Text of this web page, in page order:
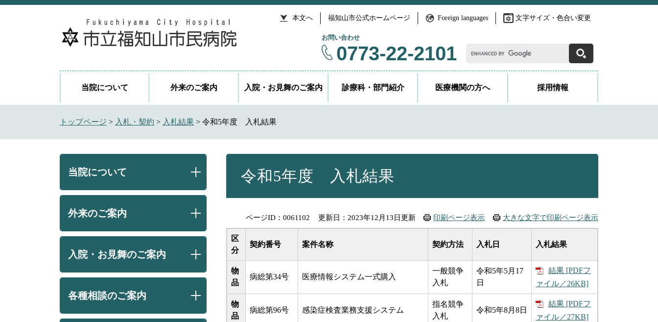
ペ
メ
本文へ 福知山市公式ホームページ Foreign languages 文字サイズ・色合い変更
お問い合わせ
0773-22-2101
g
e
ス
当院について 外来のご案内 入院・お見舞のご案内 診療科・部門紹介 医療機関の方へ 採用情報
トップページ > 入札・契約 > 入札結果 > 令和5年度 入札結果
令和5年度 入札結果
ページID：0061102 更新日：2023年12月13日更新 印刷ページ表示 大きな文字で印刷ページ表示
区
分
契約番号 案件名称 契約方法 入札日 入札結果
物
品
病総第34号 医療情報システム一式購入
一般競争
入札
令和5年5月17
日
結果 [PDFフ
ァイル／26KB]
物
品
病総第96号 感染症検査業務支援システム
指名競争
入札
令和5年8月8日
結果 [PDFフ
ァイル／27KB]
当院について
外来のご案内
入院・お見舞のご案内
各種相談のご案内